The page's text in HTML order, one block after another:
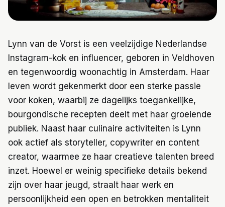
Lynn van de Vorst is een veelzijdige Nederlandse
Instagram-kok en influencer, geboren in Veldhoven
en tegenwoordig woonachtig in Amsterdam. Haar
leven wordt gekenmerkt door een sterke passie
voor koken, waarbij ze dagelijks toegankelijke,
bourgondische recepten deelt met haar groeiende
publiek. Naast haar culinaire activiteiten is Lynn
ook actief als storyteller, copywriter en content
creator, waarmee ze haar creatieve talenten breed
inzet. Hoewel er weinig specifieke details bekend
zijn over haar jeugd, straalt haar werk en
persoonlijkheid een open en betrokken mentaliteit